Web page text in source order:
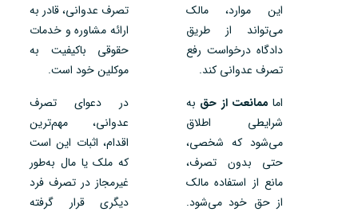
این موارد، مالک
می‌تواند از طریق
دادگاه درخواست رفع
تصرف عدوانی کند.
اما ممانعت از حق به
شرایطی اطلاق
می‌شود که شخصی،
حتی بدون تصرف،
مانع از استفاده مالک
از حق خود می‌شود.
تصرف عدوانی، قادر به
ارائه مشاوره و خدمات
حقوقی باکیفیت به
موکلین خود است.
در دعوای تصرف
عدوانی، مهم‌ترین
اقدام، اثبات این است
که ملک یا مال به‌طور
غیرمجاز در تصرف فرد
دیگری قرار گرفته